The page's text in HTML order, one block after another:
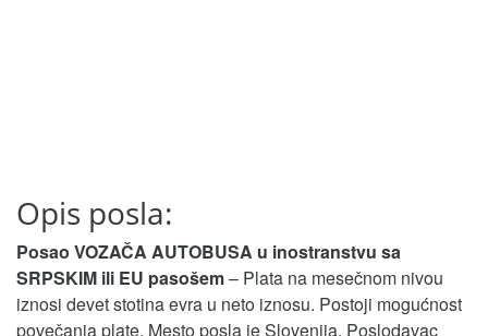
Opis posla:
Posao VOZAČA AUTOBUSA u inostranstvu sa
SRPSKIM ili EU pasošem– Plata na mesečnom nivou
iznosi devet stotina evra u neto iznosu. Postoji mogućnost
povečanja plate. Mesto posla je Slovenija. Poslodavac